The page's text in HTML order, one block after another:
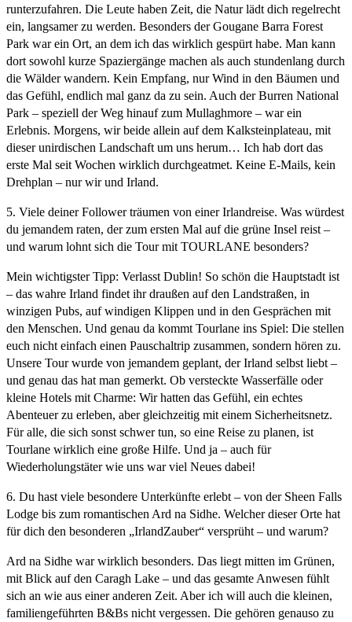
runterzufahren. Die Leute haben Zeit, die Natur lädt dich regelrecht
ein, langsamer zu werden. Besonders der Gougane Barra Forest
Park war ein Ort, an dem ich das wirklich gespürt habe. Man kann
dort sowohl kurze Spaziergänge machen als auch stundenlang durch
die Wälder wandern. Kein Empfang, nur Wind in den Bäumen und
das Gefühl, endlich mal ganz da zu sein. Auch der Burren National
Park – speziell der Weg hinauf zum Mullaghmore – war ein
Erlebnis. Morgens, wir beide allein auf dem Kalksteinplateau, mit
dieser unirdischen Landschaft um uns herum… Ich hab dort das
erste Mal seit Wochen wirklich durchgeatmet. Keine E-Mails, kein
Drehplan – nur wir und Irland.
5. Viele deiner Follower träumen von einer Irlandreise. Was würdest
du jemandem raten, der zum ersten Mal auf die grüne Insel reist –
und warum lohnt sich die Tour mit TOURLANE besonders?
Mein wichtigster Tipp: Verlasst Dublin! So schön die Hauptstadt ist
– das wahre Irland findet ihr draußen auf den Landstraßen, in
winzigen Pubs, auf windigen Klippen und in den Gesprächen mit
den Menschen. Und genau da kommt Tourlane ins Spiel: Die stellen
euch nicht einfach einen Pauschaltrip zusammen, sondern hören zu.
Unsere Tour wurde von jemandem geplant, der Irland selbst liebt –
und genau das hat man gemerkt. Ob versteckte Wasserfälle oder
kleine Hotels mit Charme: Wir hatten das Gefühl, ein echtes
Abenteuer zu erleben, aber gleichzeitig mit einem Sicherheitsnetz.
Für alle, die sich sonst schwer tun, so eine Reise zu planen, ist
Tourlane wirklich eine große Hilfe. Und ja – auch für
Wiederholungstäter wie uns war viel Neues dabei!
6. Du hast viele besondere Unterkünfte erlebt – von der Sheen Falls
Lodge bis zum romantischen Ard na Sidhe. Welcher dieser Orte hat
für dich den besonderen „IrlandZauber“ versprüht – und warum?
Ard na Sidhe war wirklich besonders. Das liegt mitten im Grünen,
mit Blick auf den Caragh Lake – und das gesamte Anwesen fühlt
sich an wie aus einer anderen Zeit. Aber ich will auch die kleinen,
familiengeführten B&Bs nicht vergessen. Die gehören genauso zu